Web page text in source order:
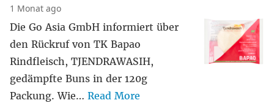
1 Monat ago
Die Go Asia GmbH informiert über
den Rückruf von TK Bapao
Rindfleisch, TJENDRAWASIH,
gedämpfte Buns in der 120g
Packung. Wie… Read More